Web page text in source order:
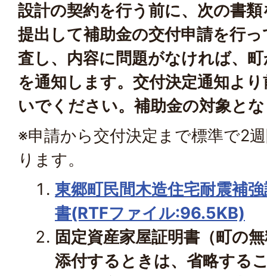
設計の契約を行う前に、次の書
提出して補助金の交付申請を行
査し、内容に問題がなければ、
を通知します。交付決定通知よ
いでください。補助金の対象と
※申請から交付決定まで標準で2
ります。
東郷町民間木造住宅耐震補
書(RTFファイル:96.5KB)
固定資産家屋証明書（町の
添付するときは、省略する